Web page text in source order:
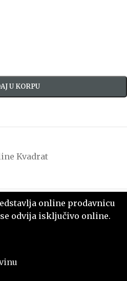
U KORPU
Kvadrat
online prodavnicu
odvija isključivo online.